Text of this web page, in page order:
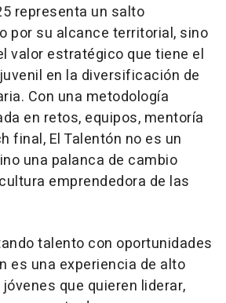
representa un salto
por su alcance territorial, sino
valor estratégico que tiene el
en la diversificación de
Con una metodología
en retos, equipos, mentoría
final, El Talentón no es un
una palanca de cambio
emprendedora de las
talento con oportunidades
es una experiencia de alto
que quieren liderar,